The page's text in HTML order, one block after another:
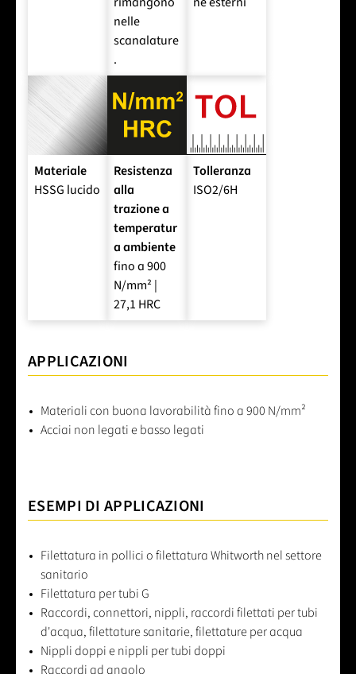
nelle
scanalature
.
Materiale
HSSG lucido
Resistenza
alla
trazione a
temperatur
a ambiente
fino a 900
N/mm² |
27,1 HRC
Tolleranza
ISO2/6H
APPLICAZIONI
Materiali con buona lavorabilità fino a 900 N/mm²
Acciai non legati e basso legati
ESEMPI DI APPLICAZIONI
Filettatura in pollici o filettatura Whitworth nel settore
sanitario
Filettatura per tubi G
Raccordi, connettori, nippli, raccordi filettati per tubi
d'acqua, filettature sanitarie, filettature per acqua
Nippli doppi e nippli per tubi doppi
Raccordi ad angolo